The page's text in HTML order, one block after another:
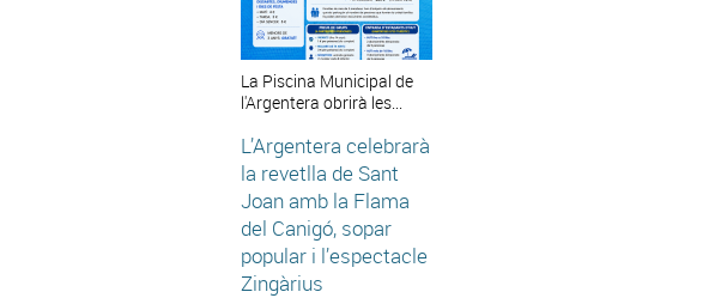
La Piscina Municipal de
l'Argentera obrirà les...
L’Argentera celebrarà
la revetlla de Sant
Joan amb la Flama
del Canigó, sopar
popular i l’espectacle
Zingàrius